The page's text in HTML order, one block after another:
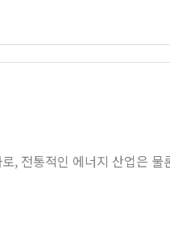
, 전통적인 에너지 산업은 물